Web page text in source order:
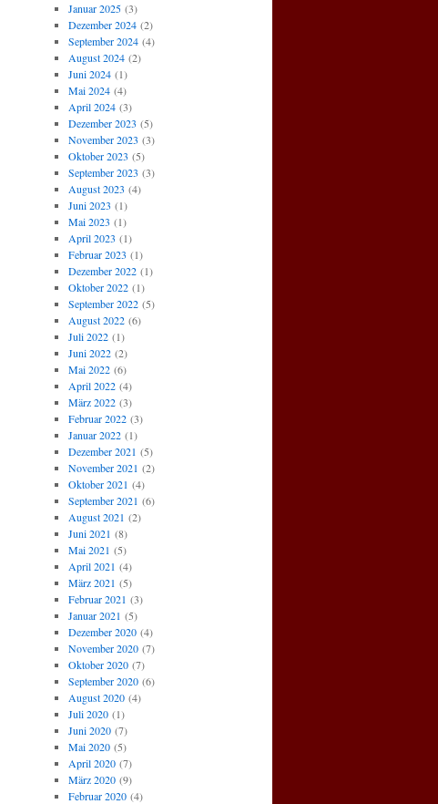
Januar 2025(3)
Dezember 2024(2)
September 2024(4)
August 2024(2)
Juni 2024(1)
Mai 2024(4)
April 2024(3)
Dezember 2023 (5)
November 2023 (3)
Oktober 2023 (5)
September 2023 (3)
August 2023 (4)
Juni 2023 (1)
Mai 2023 (1)
April 2023 (1)
Februar 2023 (1)
Dezember 2022(1)
Oktober 2022(1)
September 2022(5)
August 2022(6)
Juli 2022(1)
Juni 2022(2)
Mai 2022(6)
April 2022(4)
März 2022(3)
Februar 2022(3)
Januar 2022(1)
Dezember 2021 (5)
November 2021 (2)
Oktober 2021 (4)
September 2021 (6)
August 2021 (2)
Juni 2021 (8)
Mai 2021 (5)
April 2021 (4)
März 2021 (5)
Februar 2021 (3)
Januar 2021 (5)
Dezember 2020(4)
November 2020(7)
Oktober 2020(7)
September 2020(6)
August 2020(4)
Juli 2020(1)
Juni 2020(7)
Mai 2020(5)
April 2020(7)
März 2020(9)
Februar 2020(4)